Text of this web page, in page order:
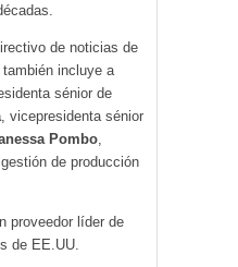
de noticias de
incluye a
sénior de
, vicepresidenta sénior
Pombo
de producción
proveedor líder de
de EE.UU.